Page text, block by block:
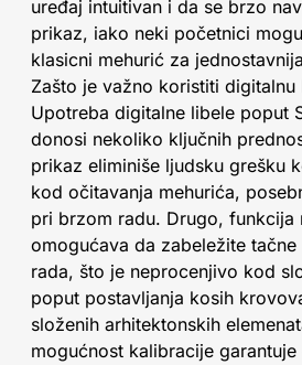
uređaj intuitivan i da se brzo
prikaz, iako neki početnici
klasicni mehurić za
Zašto je važno koristiti digitalnu
Upotreba digitalne libele poput
donosi nekoliko ključnih
prikaz eliminiše ljudsku grešku
kod očitavanja mehurića,
pri brzom radu. Drugo, funkcija
omogućava da zabeležite
rada, što je neprocenjivo kod
poput postavljanja kosih
složenih arhitektonskih
mogućnost kalibracije garantuje